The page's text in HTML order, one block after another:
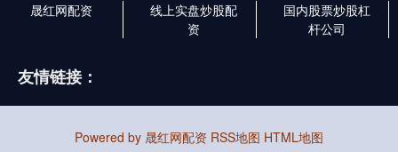
晟红网配资
线上实盘炒股配
资
国内股票炒股杠
杆公司
友情链接：
Powered by 晟红网配资 RSS地图 HTML地图